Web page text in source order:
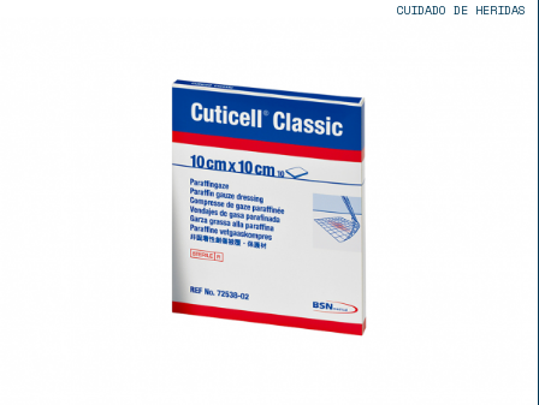
CUIDADO DE HERIDAS